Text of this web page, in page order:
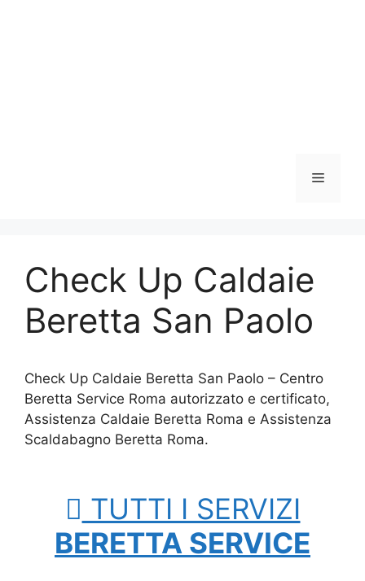
Menu
Check Up Caldaie
Beretta San Paolo
Check Up Caldaie Beretta San Paolo – Centro
Beretta Service Roma autorizzato e certificato,
Assistenza Caldaie Beretta Roma e Assistenza
Scaldabagno Beretta Roma.
TUTTI I SERVIZI
BERETTA SERVICE